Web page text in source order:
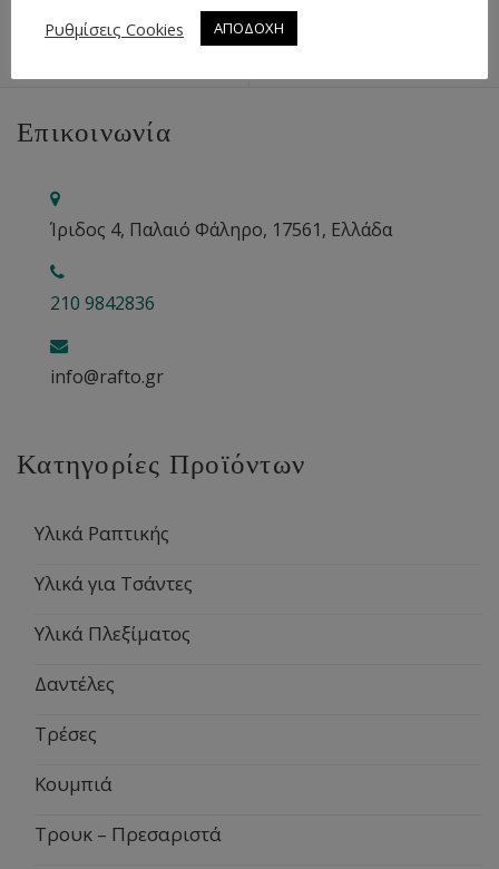
ΧΆΡΤΗΣ
Επικοινωνία
Ίριδος 4, Παλαιό Φάληρο, 17561, Ελλάδα
210 9842836
info@rafto.gr
Κατηγορίες Προϊόντων
Υλικά Ραπτικής
Υλικά για Τσάντες
Υλικά Πλεξίματος
Δαντέλες
Τρέσες
Κουμπιά
Τρουκ – Πρεσαριστά
Ρυθμίσεις Cookies
ΑΠΟΔΟΧΗ